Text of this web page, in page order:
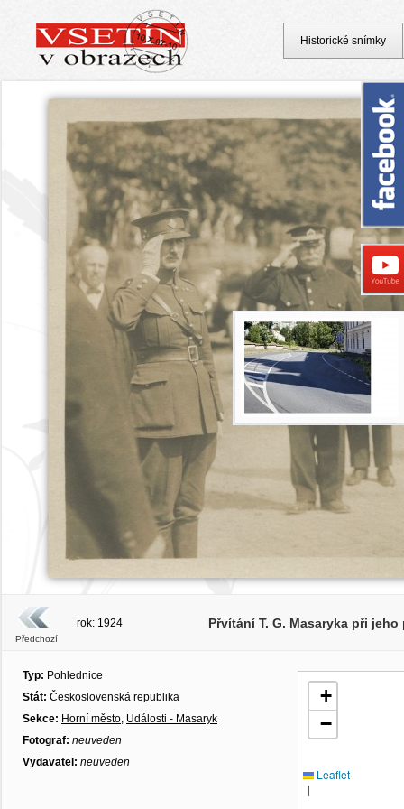
Předchozí
rok: 1924 Přvítání T. G. Masaryka při
Typ: Pohlednice
Stát: Československá republika
Sekce: Horní město, Události - Masaryk
Fotograf: neuveden
Vydavatel: neuveden
+
−
Leaflet
|
Historické snímky